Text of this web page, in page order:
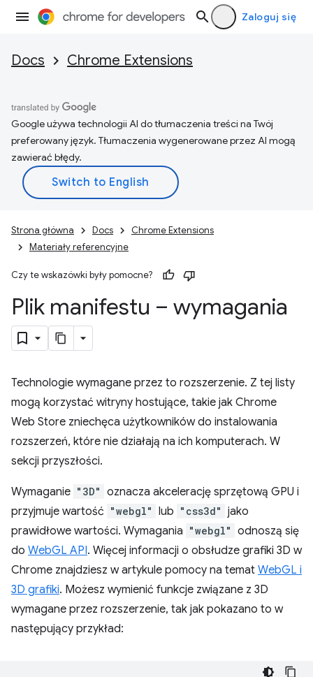
Zaloguj się
Docs Chrome Extensions
Google używa technologii AI do tłumaczenia treści na Twój
preferowany język. Tłumaczenia wygenerowane przez AI mogą
zawierać błędy.
Strona główna Docs
Chrome Extensions
Materiały referencyjne
Czy te wskazówki były pomocne?
Plik manifestu – wymagania
Technologie wymagane przez to rozszerzenie. Z tej listy
mogą korzystać witryny hostujące, takie jak Chrome
Web Store zniechęca użytkowników do instalowania
rozszerzeń, które nie działają na ich komputerach. W
sekcji przyszłości.
Wymaganie "3D" oznacza akcelerację sprzętową GPU i
przyjmuje wartość "webgl" lub "css3d" jako
prawidłowe wartości. Wymagania "webgl" odnoszą się
do WebGL API. Więcej informacji o obsłudze grafiki 3D w
Chrome znajdziesz w artykule pomocy na temat WebGL i
3D grafiki. Możesz wymienić funkcje związane z 3D
wymagane przez rozszerzenie, tak jak pokazano to w
następujący przykład: